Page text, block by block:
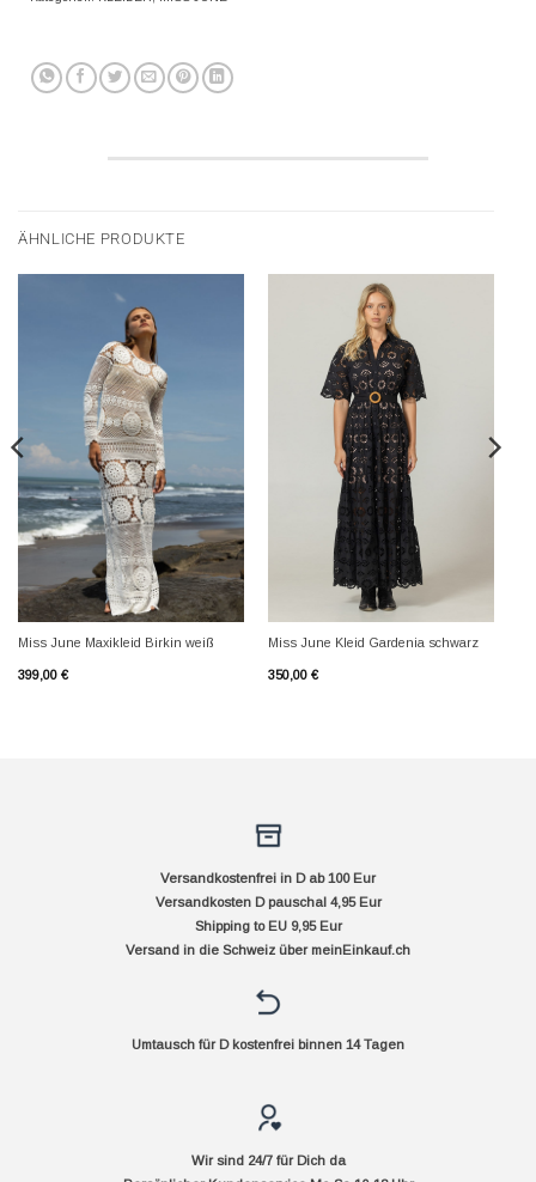
ÄHNLICHE PRODUKTE
Miss June Maxikleid Birkin weiß
399,00 €
Miss June Kleid Gardenia schwarz
350,00 €
Versandkostenfrei in D ab 100 Eur
Versandkosten D pauschal 4,95 Eur
Shipping to EU 9,95 Eur
Versand in die Schweiz über meinEinkauf.ch
Umtausch für D kostenfrei binnen 14 Tagen
Wir sind 24/7 für Dich da